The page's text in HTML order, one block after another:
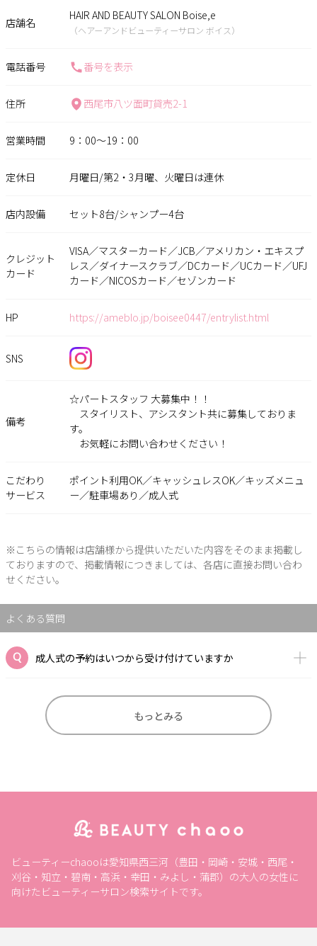
店舗名
HAIR AND BEAUTY SALON Boise,e
（ヘアーアンドビューティーサロン ボイス）
電話番号 番号を表示
住所 西尾市八ツ面町貸売2-1
営業時間 9：00〜19：00
定休日 月曜日/第2・3月曜、火曜日は連休
店内設備 セット8台/シャンプー4台
クレジット
カード
VISA／マスターカード／JCB／アメリカン・エキスプ
レス／ダイナースクラブ／DCカード／UCカード／UFJ
カード／NICOSカード／セゾンカード
HP https://ameblo.jp/boisee0447/entrylist.html
SNS
備考
☆パートスタッフ 大募集中！！
スタイリスト、アシスタント共に募集しておりま
す。
お気軽にお問い合わせください！
こだわり
サービス
ポイント利用OK／キャッシュレスOK／キッズメニュ
ー／駐車場あり／成人式
※こちらの情報は店舗様から提供いただいた内容をそのまま掲載し
ておりますので、掲載情報につきましては、各店に直接お問い合わ
せください。
よくある質問
成人式の予約はいつから受け付けていますか
もっとみる
ビューティーchaooは愛知県西三河（豊田・岡崎・安城・西尾・
刈谷・知立・碧南・高浜・幸田・みよし・蒲郡）の大人の女性に
向けたビューティーサロン検索サイトです。